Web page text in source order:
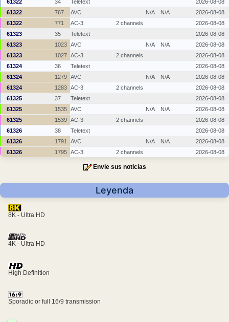
61322 34 Teletext
2026-08-08
61322
767 AVC N/A N/A
2026-08-08
61322
771 AC-3 2 channels
2026-08-08
61323
35 Teletext
2026-08-08
61323
1023 AVC N/A N/A
2026-08-08
61323
1027 AC-3 2 channels
2026-08-08
61324
36 Teletext
2026-08-08
61324
1279 AVC N/A N/A
2026-08-08
61324
1283 AC-3 2 channels
2026-08-08
61325
37 Teletext
2026-08-08
61325
1535 AVC N/A N/A
2026-08-08
61325
1539 AC-3 2 channels
2026-08-08
61326
38 Teletext
2026-08-08
61326
1791 AVC N/A N/A
2026-08-08
61326
1795 AC-3 2 channels 2026-08-08
Envie sus noticias
Leyenda
8K - Ultra HD
4K - Ultra HD
High Definition
Sporadic or full 16/9 transmission